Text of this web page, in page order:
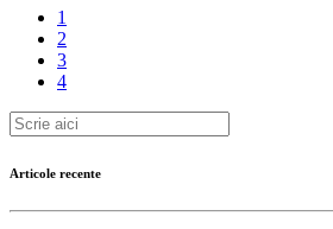
1
2
3
4
Articole recente